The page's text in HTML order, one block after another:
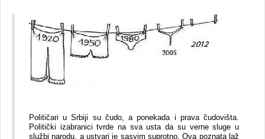
Političari u Srbiji su čudo, a ponekada i prava čudovišta.
Politički izabranici tvrde na sva usta da su verne sluge u
službi narodu, a ustvari je sasvim suprotno. Ova poznata laž